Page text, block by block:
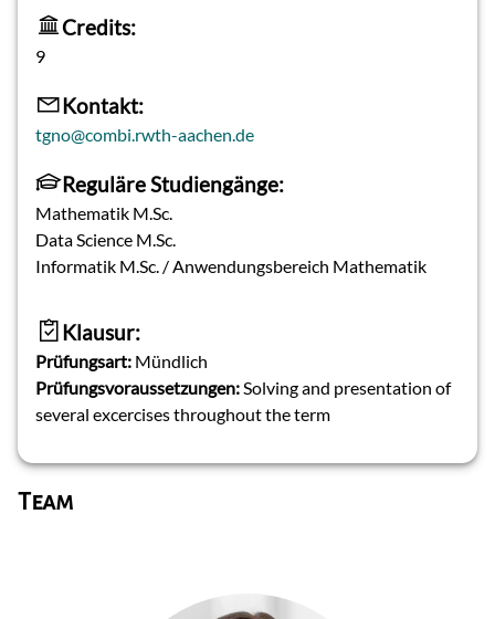
Credits:
9
Kontakt:
tgno@combi.rwth-aachen.de
Reguläre Studiengänge:
Mathematik M.Sc.
Data Science M.Sc.
Informatik M.Sc. / Anwendungsbereich Mathematik
Klausur:
Prüfungsart: Mündlich
Prüfungsvoraussetzungen:Solving and presentation of
several excercises throughout the term
Team